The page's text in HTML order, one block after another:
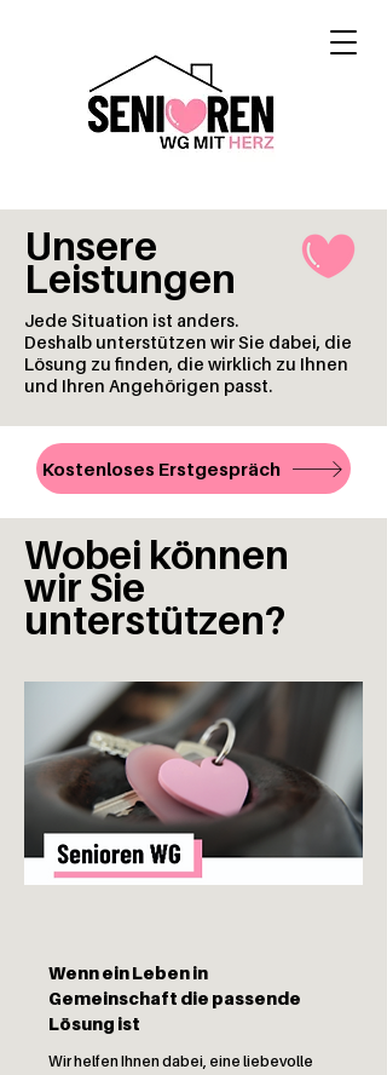
Unsere
Leistungen
Jede Situation ist anders.
Deshalb unterstützen wir Sie dabei, die
Lösung zu finden, die wirklich zu Ihnen
und Ihren Angehörigen passt.
Kostenloses Erstgespräch
Wobei können
wir Sie
unterstützen?
Wenn ein Leben in
Gemeinschaft die passende
Lösung ist
Wir helfen Ihnen dabei, eine liebevolle